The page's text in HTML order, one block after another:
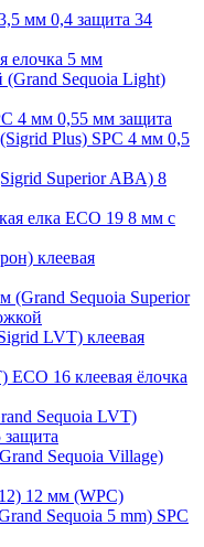
мм 0,4 защита 34
елочка 5 мм
(Grand Sequoia Light)
4 мм 0,55 мм защита
Plus) SPC 4 мм 0,5
Superior ABA) 8
елка ECO 19 8 мм с
клеевая
(Grand Sequoia Superior
LVT) клеевая
16 клеевая ёлочка
Sequoia LVT)
Sequoia Village)
12 мм (WPC)
Sequoia 5 mm) SPC